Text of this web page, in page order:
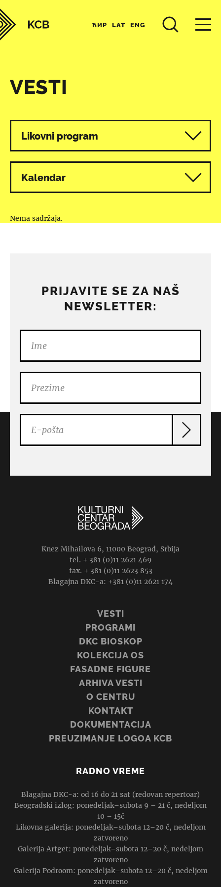
ЋИР LAT ENG
VESTI
Svi programi
Likovni program
Kalendar
Nema sadržaja.
PRIJAVITE SE ZA NAŠ
NEWSLETTER:
Knez Mihailova 6, 11000 Beograd, Srbija
tel. + 381 (0)11 2621 469
fax. + 381 (0)11 2623 853
Blagajna DKC-a: +381 (0)11 2621 174
VESTI
PROGRAMI
DKC BIOSKOP
KOLEKCIJA OS
FASADNE FIGURE
ARHIVA VESTI
O CENTRU
KONTAKT
DOKUMENTACIJA
PREUZIMANJE LOGOA KCB
RADNO VREME
Blagajna DKC-a: od 16 do 21 sat (redovan repertoar)
Beogradski izlog: ponedeljak–subota 9 – 21 č, nedeljom
10 – 15č
Likovna galerija: ponedeljak–subota 12–20 č, nedeljom
zatvoreno
Galerija Artget: ponedeljak–subota 12–20 č, nedeljom
zatvoreno
Galerija Podroom: ponedeljak–subota 12–20 č, nedeljom
zatvoreno